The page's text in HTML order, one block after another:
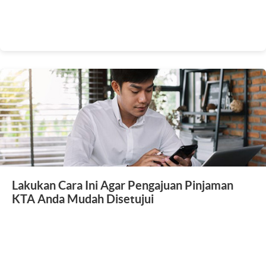
Lakukan Cara Ini Agar Pengajuan Pinjaman
KTA Anda Mudah Disetujui